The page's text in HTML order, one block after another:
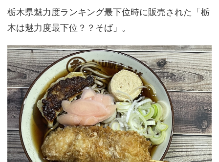
栃木県魅力度ランキング最下位時に販売された「栃
木は魅力度最下位？？そば」。